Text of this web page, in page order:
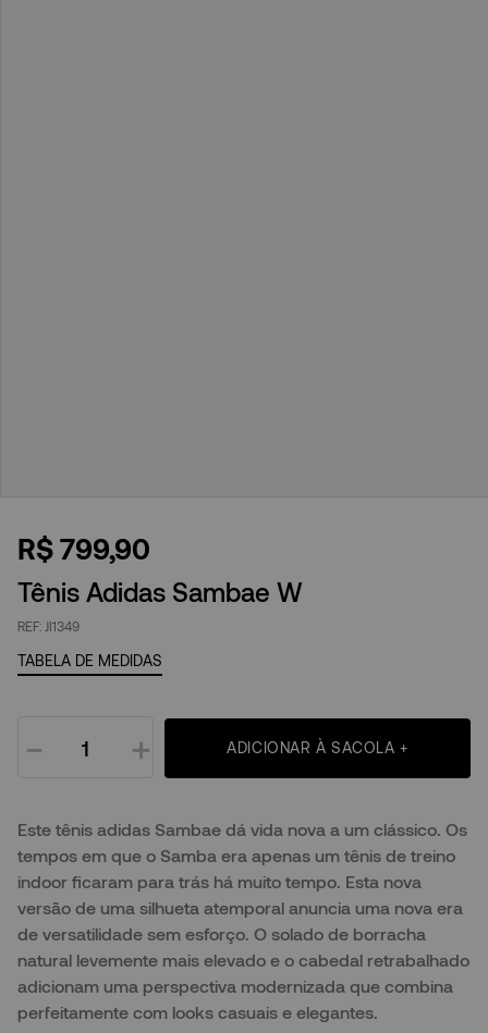
R$799,90
Tênis Adidas Sambae W
JI1349
TABELA DE MEDIDAS
＋
－ ADICIONAR À SACOLA +
Este tênis adidas Sambae dá vida nova a um clássico. Os
tempos em que o Samba era apenas um tênis de treino
indoor ficaram para trás há muito tempo. Esta nova
versão de uma silhueta atemporal anuncia uma nova era
de versatilidade sem esforço. O solado de borracha
natural levemente mais elevado e o cabedal retrabalhado
adicionam uma perspectiva modernizada que combina
perfeitamente com looks casuais e elegantes.